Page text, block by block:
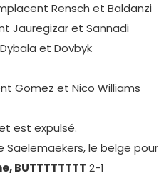
Rensch et Baldanzi
Jauregizar et Sannadi
et Dovbyk
Gomez et Nico Williams
est expulsé.
Saelemaekers, le belge pour
BUTTTTTTTT 2-1